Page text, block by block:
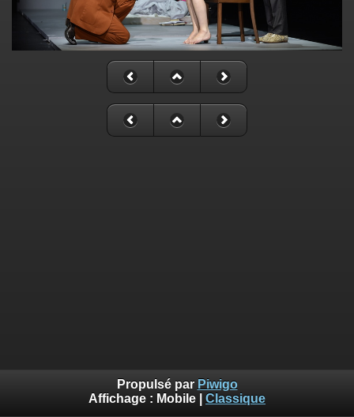
Propulsé par Piwigo
Affichage : Mobile Classique